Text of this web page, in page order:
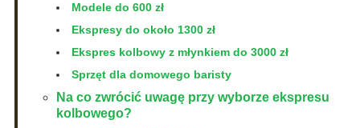
Modele do 600 zł
Ekspresy do około 1300 zł
Ekspres kolbowy z młynkiem do 3000 zł
Sprzęt dla domowego baristy
Na co zwrócić uwagę przy wyborze ekspresu
kolbowego?